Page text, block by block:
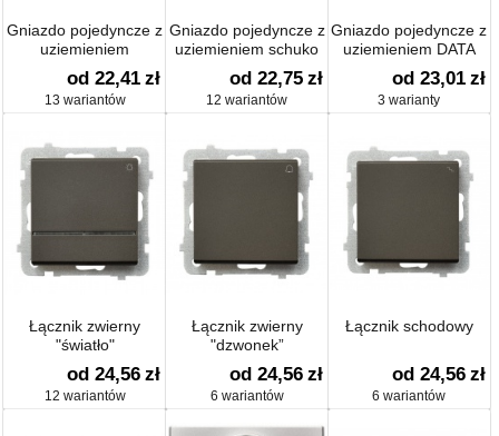
Gniazdo pojedyncze z
uziemieniem
od 22,41 zł
13 wariantów
Gniazdo pojedyncze z
uziemieniem schuko
od 22,75 zł
12 wariantów
Gniazdo pojedyncze z
uziemieniem DATA
od 23,01 zł
3 warianty
Łącznik zwierny
"światło"
od 24,56 zł
12 wariantów
Łącznik zwierny
"dzwonek”
od 24,56 zł
6 wariantów
Łącznik schodowy
od 24,56 zł
6 wariantów